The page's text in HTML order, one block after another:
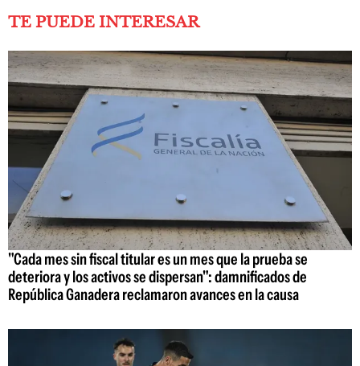
TE PUEDE INTERESAR
"Cada mes sin fiscal titular es un mes que la prueba se
deteriora y los activos se dispersan": damnificados de
República Ganadera reclamaron avances en la causa